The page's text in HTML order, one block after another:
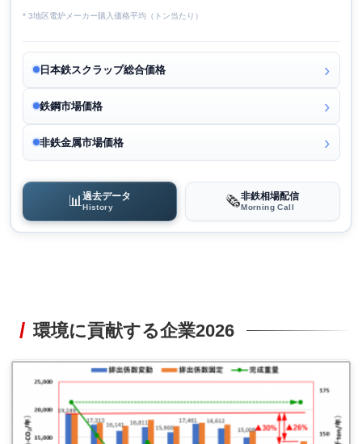
* 3地区電炉メーカー購入価格平均（トン当たり）
日本鉄スクラップ総合価格
鉄鋼市場価格
非鉄金属市場価格
📊過去データ
History 🗞️非鉄相場配信
Morning Call
環境に貢献する企業2026